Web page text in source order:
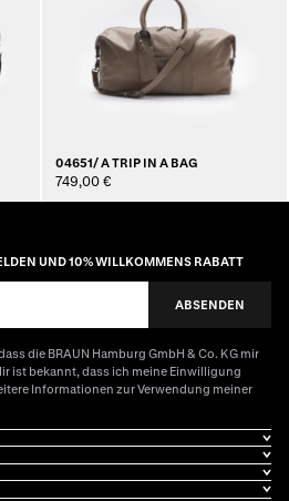
04651/ A TRIP IN A BAG
749,00 €
UND 10% WILLKOMMENS RABATT
ABSENDEN
die BRAUN Hamburg GmbH & Co. KG mir
ist bekannt, dass ich meine Einwilligung
Informationen zur Verwendung meiner